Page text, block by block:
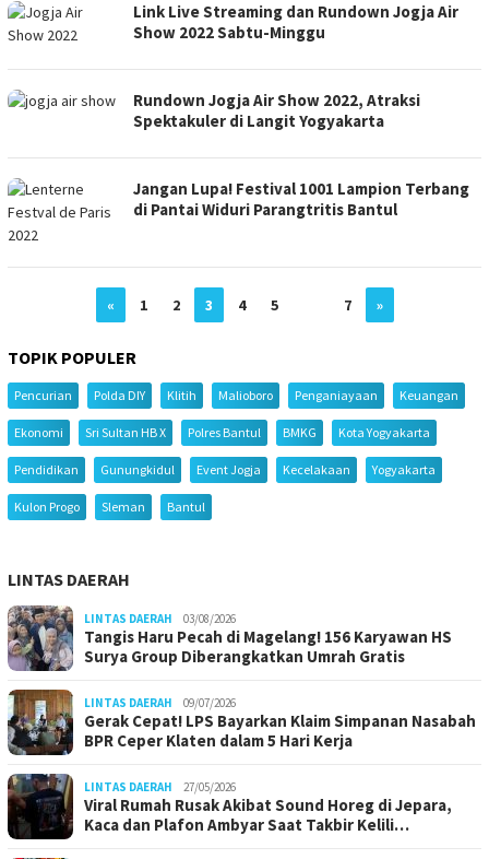
Link Live Streaming dan Rundown Jogja Air
Show 2022 Sabtu-Minggu
Rundown Jogja Air Show 2022, Atraksi
Spektakuler di Langit Yogyakarta
Jangan Lupa! Festival 1001 Lampion Terbang
di Pantai Widuri Parangtritis Bantul
« 1 2 3 4 5 7 »
TOPIK POPULER
Pencurian Polda DIY Klitih Malioboro Penganiayaan Keuangan
Ekonomi Sri Sultan HB X Polres Bantul BMKG Kota Yogyakarta
Pendidikan Gunungkidul Event Jogja Kecelakaan Yogyakarta
Kulon Progo Sleman Bantul
LINTAS DAERAH
LINTAS DAERAH 03/08/2026
Tangis Haru Pecah di Magelang! 156 Karyawan HS
Surya Group Diberangkatkan Umrah Gratis
LINTAS DAERAH 09/07/2026
Gerak Cepat! LPS Bayarkan Klaim Simpanan Nasabah
BPR Ceper Klaten dalam 5 Hari Kerja
LINTAS DAERAH 27/05/2026
Viral Rumah Rusak Akibat Sound Horeg di Jepara,
Kaca dan Plafon Ambyar Saat Takbir Kelili…